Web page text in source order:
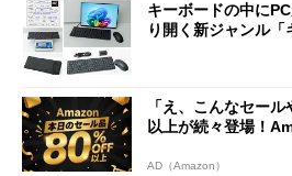
キーボードの中に
り開く新ジャンル
「え、こんなセー
以上が続々登場！
AD（Amazon）